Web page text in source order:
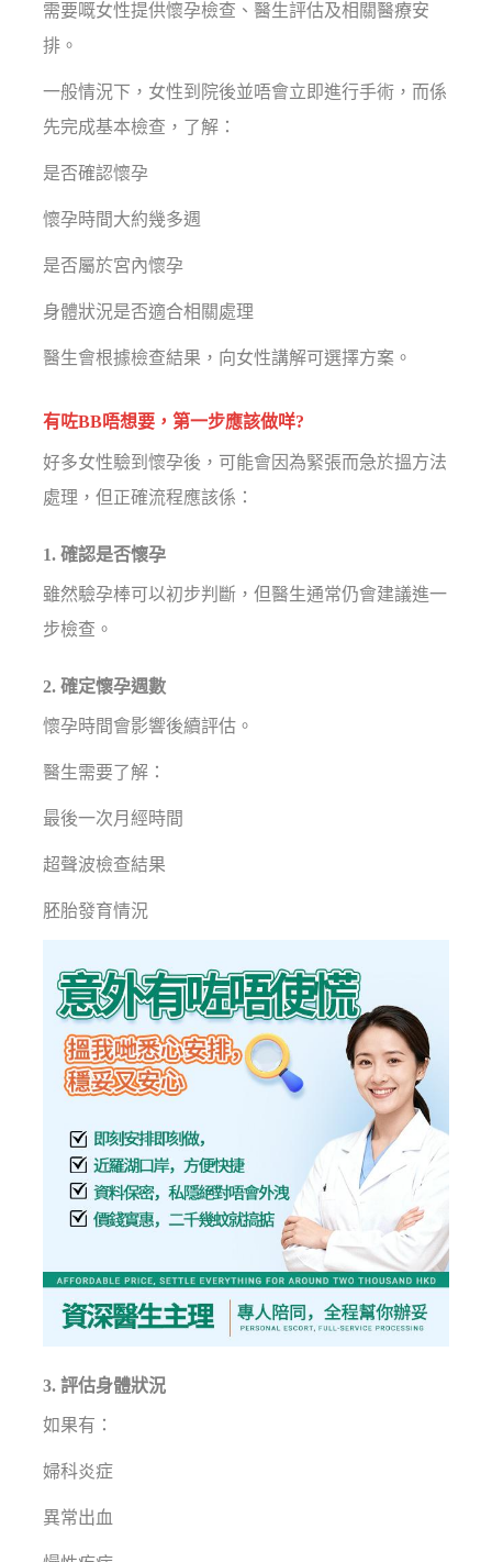
需要嘅女性提供懷孕檢查、醫生評估及相關醫療安
排。
一般情況下，女性到院後並唔會立即進行手術，而係
先完成基本檢查，了解：
是否確認懷孕
懷孕時間大約幾多週
是否屬於宮內懷孕
身體狀況是否適合相關處理
醫生會根據檢查結果，向女性講解可選擇方案。
有咗BB唔想要，第一步應該做咩?
好多女性驗到懷孕後，可能會因為緊張而急於搵方法
處理，但正確流程應該係：
1. 確認是否懷孕
雖然驗孕棒可以初步判斷，但醫生通常仍會建議進一
步檢查。
2. 確定懷孕週數
懷孕時間會影響後續評估。
醫生需要了解：
最後一次月經時間
超聲波檢查結果
胚胎發育情況
3. 評估身體狀況
如果有：
婦科炎症
異常出血